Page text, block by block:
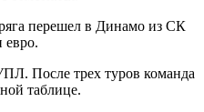
перешел в Динамо из СК
евро.
После трех туров команда
таблице.